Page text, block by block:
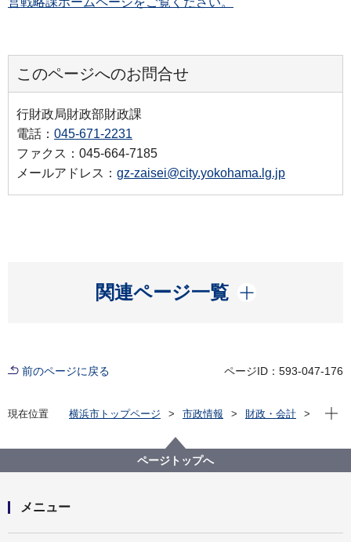
このページへのお問合せ
行財政局財政部財政課
電話： 045-671-2231
ファクス：045-664-7185
メールアドレス： gz-zaisei@city.yokohama.lg.jp
関連ページ一覧
開く
前のページに戻る ページID：593-047-176
現在位置 横浜市トップページ 市政情報
財政・会計
横浜市の長期財政推計
現在
ページトップへ
メニュー